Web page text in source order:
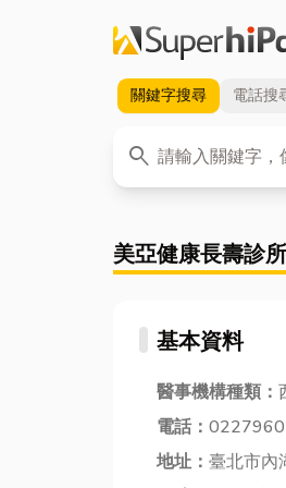
關鍵字搜尋 電話搜
search
關鍵字
美亞健康長壽診所
基本資料
醫事機構種類：
電話：
地址： 臺北市內